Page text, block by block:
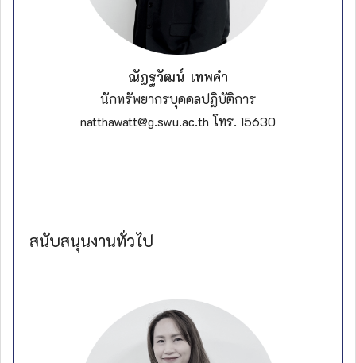
ณัฏฐวัฒน์ เทพคำ
นักทรัพยากรบุคคลปฏิบัติการ
natthawatt@g.swu.ac.th โทร. 15630
สนับสนุนงานทั่วไป